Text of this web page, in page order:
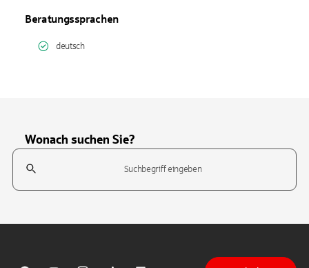
Beratungssprachen
deutsch
Wonach suchen Sie?
Suchfeld